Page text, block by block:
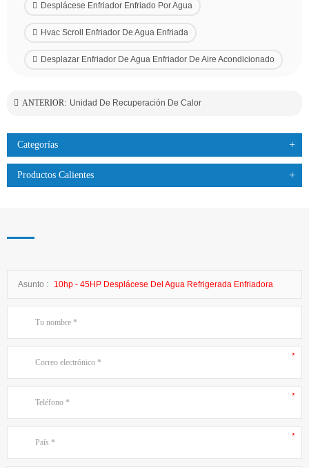
Desplácese Enfriador Enfriado Por Agua
Hvac Scroll Enfriador De Agua Enfriada
Desplazar Enfriador De Agua Enfriador De Aire Acondicionado
ANTERIOR: Unidad De Recuperación De Calor
Categorías
Productos Calientes
Asunto : 10hp - 45HP Desplácese Del Agua Refrigerada Enfriadora